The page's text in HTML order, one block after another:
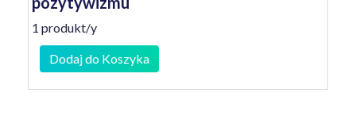
1 produkt/y
Dodaj do Koszyka